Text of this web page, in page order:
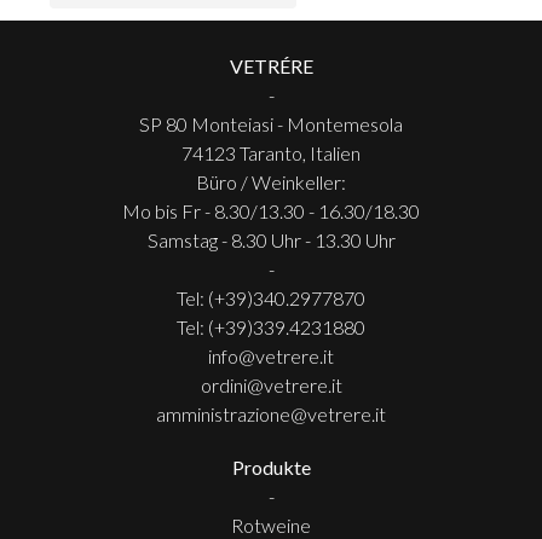
VETRÉRE
-
SP 80 Monteiasi - Montemesola
74123 Taranto, Italien
Büro / Weinkeller:
Mo bis Fr - 8.30/13.30 - 16.30/18.30
Samstag - 8.30 Uhr - 13.30 Uhr
-
Tel: (+39)340.2977870
Tel: (+39)339.4231880
info@vetrere.it
ordini@vetrere.it
amministrazione@vetrere.it
Produkte
-
Rotweine